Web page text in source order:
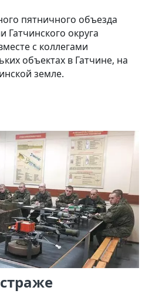
пятничного объезда
Гатчинского округа
с коллегами
объектах в Гатчине, на
земле.